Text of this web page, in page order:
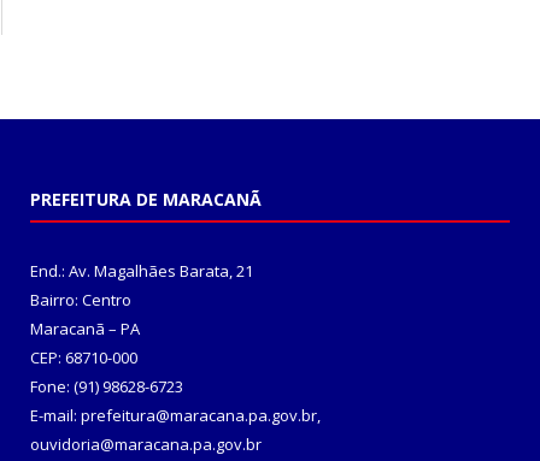
PREFEITURA DE MARACANÃ
End.: Av. Magalhães Barata, 21
Bairro: Centro
Maracanã – PA
CEP: 68710-000
Fone: (91) 98628-6723
E-mail: prefeitura@maracana.pa.gov.br,
ouvidoria@maracana.pa.gov.br